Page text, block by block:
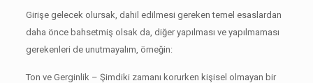
Girişe gelecek olursak, dahil edilmesi gereken temel esaslardan
daha önce bahsetmiş olsak da, diğer yapılması ve yapılmaması
gerekenleri de unutmayalım, örneğin:
Ton ve Gerginlik – Şimdiki zamanı korurken kişisel olmayan bir